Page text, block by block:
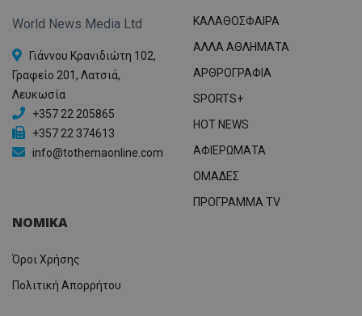
World News Media Ltd
Γιάννου Κρανιδιώτη 102,
Γραφείο 201, Λατσιά,
Λευκωσία
+357 22 205865
+357 22 374613
info@tothemaonline.com
ΚΑΛΑΘΟΣΦΑΙΡΑ
ΑΛΛΑ ΑΘΛΗΜΑΤΑ
ΑΡΘΡΟΓΡΑΦΙΑ
SPORTS+
HOT NEWS
ΑΦΙΕΡΩΜΑΤΑ
ΟΜΑΔΕΣ
ΠΡΟΓΡΑΜΜΑ TV
ΝΟΜΙΚΑ
Όροι Χρήσης
Πολιτική Απορρήτου